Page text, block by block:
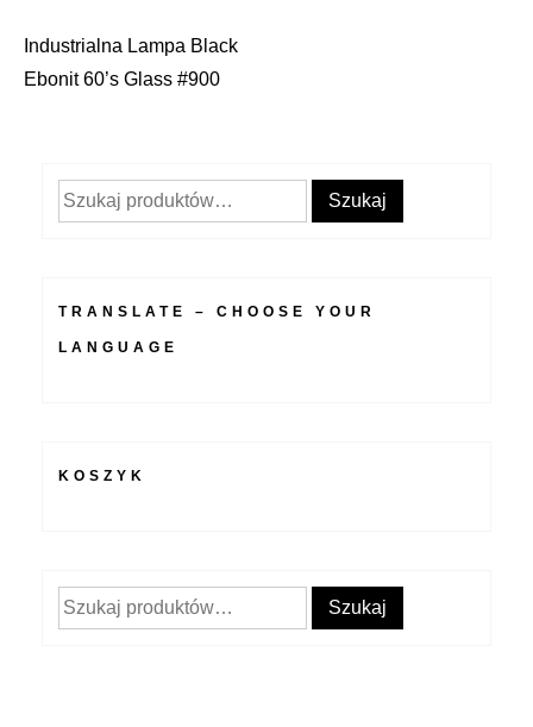
Nawigacja
Industrialna Lampa Black
Ebonit 60’s Glass #900
Szukaj: Szukaj
TRANSLATE – CHOOSE YOUR
LANGUAGE
KOSZYK
Szukaj: Szukaj